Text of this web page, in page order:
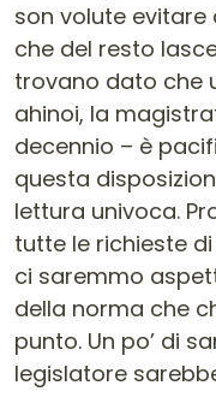
son volute
che del resto
trovano dato che
ahinoi, la
decennio – è
questa
lettura univoca.
tutte le richieste
ci saremmo
della norma che
punto. Un po’ di
legislatore